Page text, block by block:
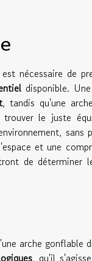
nécessaire de
disponible.
, tandis qu'une
le juste
et une
de déterminer
arche gonflable